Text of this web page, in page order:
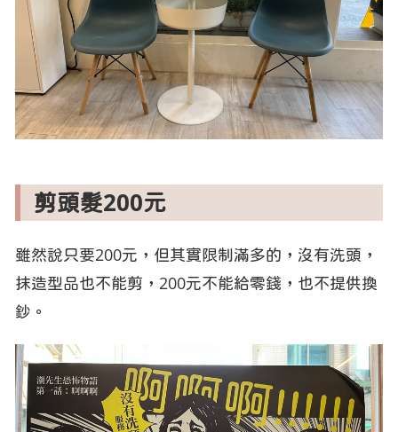
剪頭髮200元
雖然說只要200元，但其實限制滿多的，沒有洗頭，
抹造型品也不能剪，200元不能給零錢，也不提供換
鈔。